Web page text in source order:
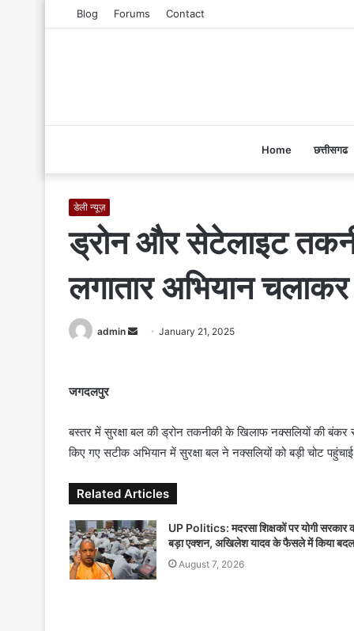
Blog Forums Contact
Home छत्तीसगढ
डेली न्यूज़
ड्रोन और सेटेलाइट
लगातार अभियान
admin
n
e
a
i
l
January 21, 2025
जगदलपुर
बस्तर में सुरक्षा बल की ड्रोन तकनीकी के खिलाफ नक्सलियों की
किए गए सटीक अभियान में सुरक्षा बल ने नक्सलियों को बड़ी चोट
Related Articles
UP Politics: मदरसा शिक्षकों पर योगी सरकार
बड़ा एक्शन, अखिलेश यादव के फैसले में किया
August 7, 2026